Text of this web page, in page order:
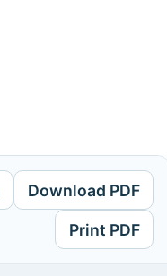
Download PDF
Print PDF